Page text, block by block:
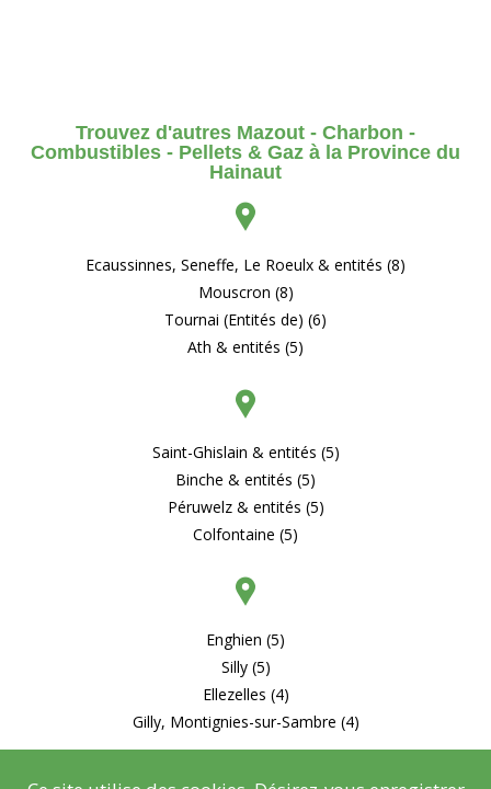
Trouvez d'autres Mazout - Charbon -
Combustibles - Pellets & Gaz à la Province du
Hainaut
Ecaussinnes, Seneffe, Le Roeulx & entités (8)
Mouscron (8)
Tournai (Entités de) (6)
Ath & entités (5)
Saint-Ghislain & entités (5)
Binche & entités (5)
Péruwelz & entités (5)
Colfontaine (5)
Enghien (5)
Silly (5)
Ellezelles (4)
Gilly, Montignies-sur-Sambre (4)